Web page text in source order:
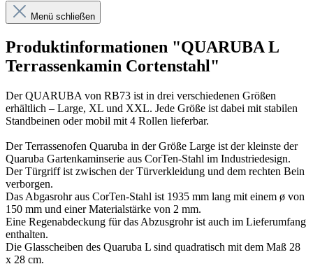
Menü schließen
Produktinformationen "QUARUBA L
Terrassenkamin Cortenstahl"
Der QUARUBA von RB73 ist in drei verschiedenen Größen
erhältlich – Large, XL und XXL. Jede Größe ist dabei mit stabilen
Standbeinen oder mobil mit 4 Rollen lieferbar.
Der Terrassenofen Quaruba in der Größe Large ist der kleinste der
Quaruba Gartenkaminserie aus CorTen-Stahl im Industriedesign.
Der Türgriff ist zwischen der Türverkleidung und dem rechten Bein
verborgen.
Das Abgasrohr aus CorTen-Stahl ist 1935 mm lang mit einem ø von
150 mm und einer Materialstärke von 2 mm.
Eine Regenabdeckung für das Abzusgrohr ist auch im Lieferumfang
enthalten.
Die Glasscheiben des Quaruba L sind quadratisch mit dem Maß 28
x 28 cm.